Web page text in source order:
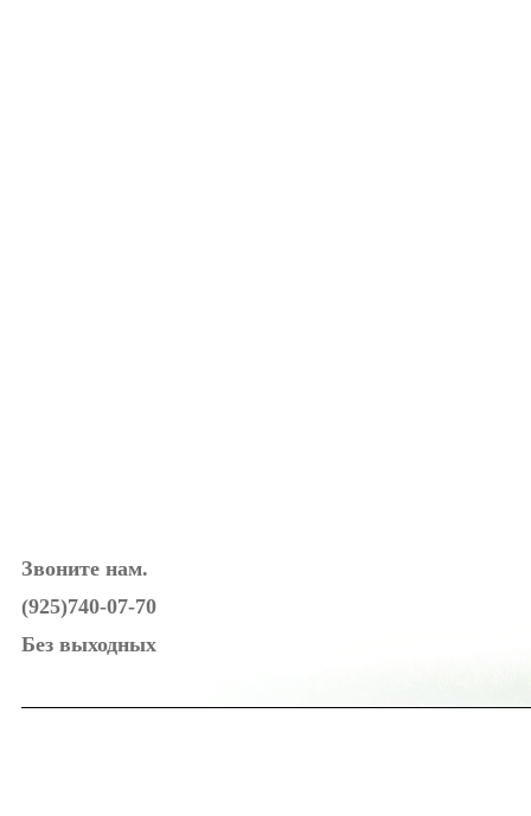
Звоните нам.
(925)740-07-70
Без выходных